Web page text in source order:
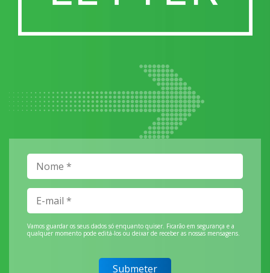
Vamos guardar os seus dados só enquanto quiser. Ficarão em segurança e a
qualquer momento pode editá-los ou deixar de receber as nossas mensagens.